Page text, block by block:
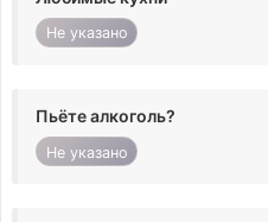
Не указано
Пьёте алкоголь?
Не указано